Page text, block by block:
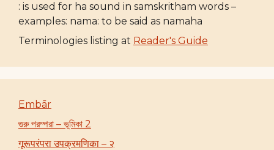
: is used for ha sound in samskritham words –
examples: nama: to be said as namaha
Terminologies listing at Reader's Guide
Embār
গুরু পরম্পরা – ভূমিকা 2
गूरूपरंपरा उपक्रमणिका – २